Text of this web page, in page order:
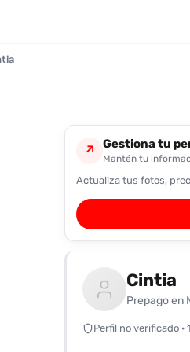
↗ Gestiona tu
Mantén tu
Actualiza tus fotos,
Cintia
Prepago en
Perfil no verificado ·